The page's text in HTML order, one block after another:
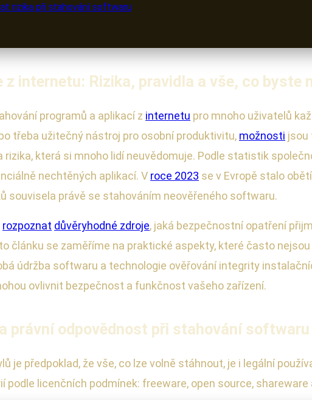
rizika při stahování softwaru
internetu: Rizika, pravidla a vše, co byste
programů a aplikací z internetu pro mnoho uživatelů
třeba užitečný nástroj pro osobní produktivitu, možnosti jsou
která si mnoho lidí neuvědomuje. Podle statistik
nechtěných aplikací. V roce 2023 se v Evropě stalo
souvisela právě se stahováním neověřeného softwaru.
rozpoznat důvěryhodné zdroje, jaká bezpečnostní opatření
článku se zaměříme na praktické aspekty, které často
údržba softwaru a technologie ověřování integrity
ovlivnit bezpečnost a funkčnost vašeho zařízení.
právní odpovědnost při stahování softwaru
je předpoklad, že vše, co lze volně stáhnout, je i legální
podle licenčních podmínek: freeware, open source,